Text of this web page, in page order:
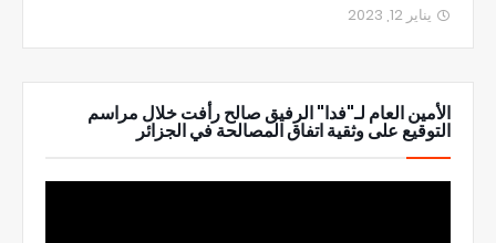
يناير 12, 2023
الأمين العام لـ"فدا" الرفيق صالح رأفت خلال مراسم
التوقيع على وثقية اتفاق المصالحة في الجزائر